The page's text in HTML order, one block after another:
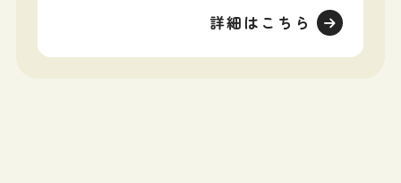
詳細はこちら